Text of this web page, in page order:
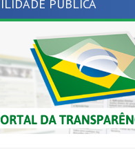
Previous